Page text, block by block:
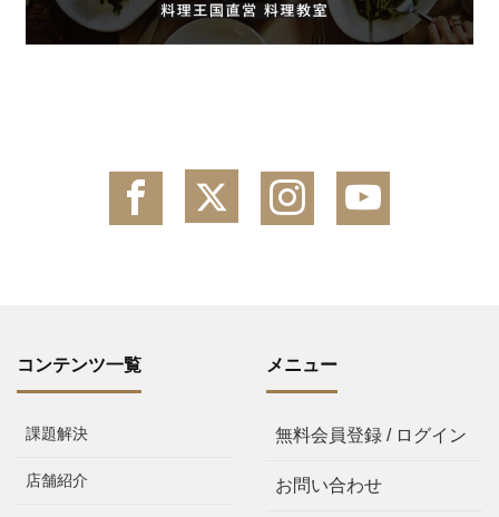
コンテンツ一覧
課題解決
店舗紹介
メニュー
無料会員登録 / ログイン
お問い合わせ